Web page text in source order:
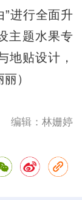
”进行全面升
主题水果专
地贴设计，
）
编辑：林姗婷